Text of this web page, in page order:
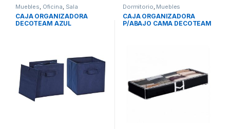
Muebles, Oficina, Sala
CAJA ORGANIZADORA
DECOTEAM AZUL
Dormitorio, Muebles
CAJA ORGANIZADORA
P/ABAJO CAMA DECOTEAM